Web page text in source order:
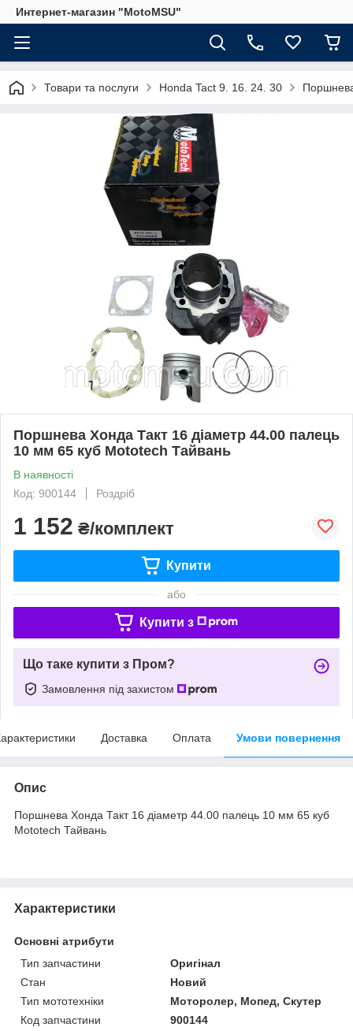
Интернет-магазин "MotoMSU"
Товари та послуги Honda Tact 9. 16. 24. 30
Поршнева Хонда Такт 16 діаметр 44.00 палець
10 мм 65 куб Mototech Тайвань
В наявності
Код: 900144
Роздріб
1 152 ₴/комплект
Купити
або
Купити з
Що таке купити з Пром?
Замовлення під захистом
Доставка Оплата Умови повернення
Опис
Поршнева Хонда Такт 16 діаметр 44.00 палець 10 мм 65 куб
Mototech Тайвань
Характеристики
Основні атрибути
Тип запчастини
Оригінал
Стан
Новий
Тип мототехніки
Моторолер, Мопед, Скутер
Код запчастини
900144